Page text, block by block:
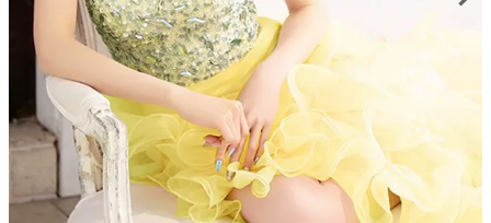
Aラインロングドレス
バースデードレス